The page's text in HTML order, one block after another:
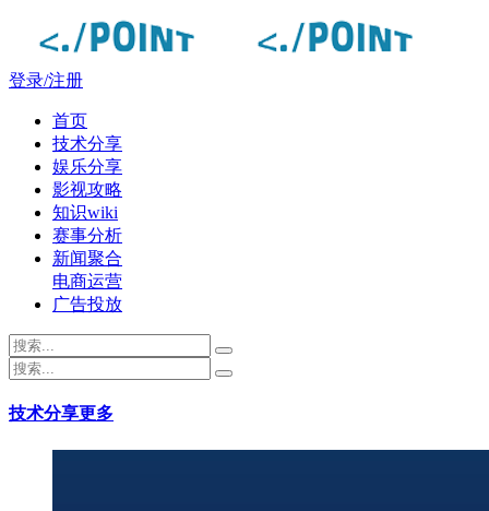
登录/注册
首页
技术分享
娱乐分享
影视攻略
知识wiki
赛事分析
新闻聚合
电商运营
广告投放
点度-lmwmm.com - 每日精选
技术分享更多